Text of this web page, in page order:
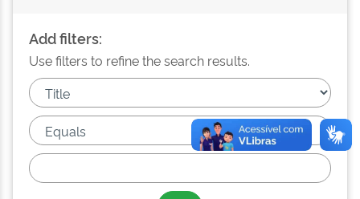
Add filters:
Use filters to refine the search results.